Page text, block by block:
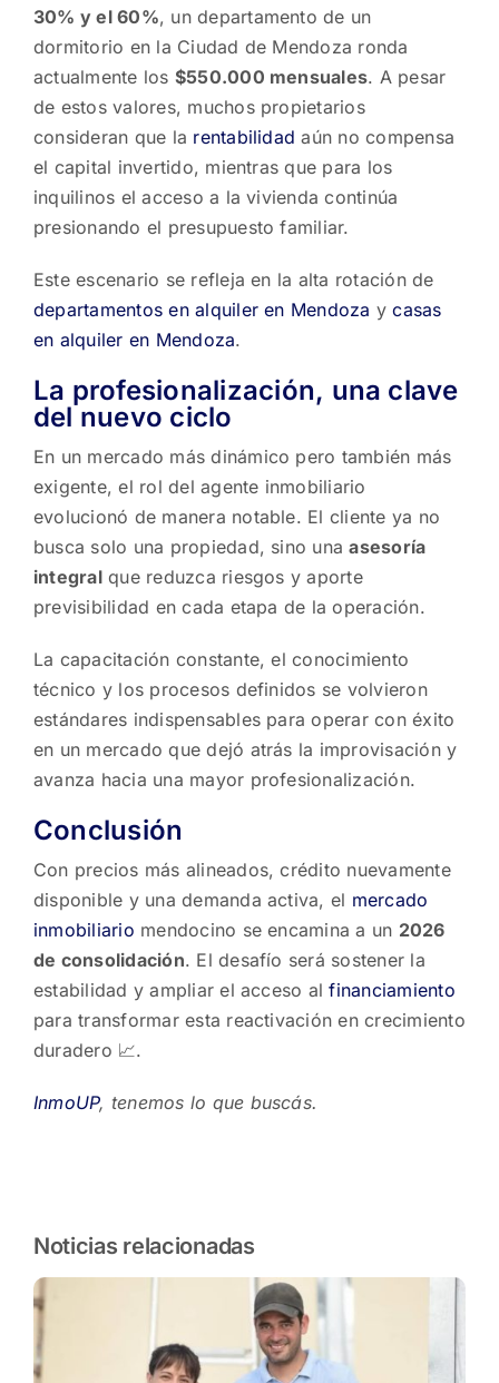
30% y el 60%, un departamento de un
dormitorio en la Ciudad de Mendoza ronda
actualmente los $550.000 mensuales. A pesar
de estos valores, muchos propietarios
consideran que la rentabilidad aún no compensa
el capital invertido, mientras que para los
inquilinos el acceso a la vivienda continúa
presionando el presupuesto familiar.
Este escenario se refleja en la alta rotación de
departamentos en alquiler en Mendoza ycasas
en alquiler en Mendoza.
La profesionalización, una clave
del nuevo ciclo
En un mercado más dinámico pero también más
exigente, el rol del agente inmobiliario
evolucionó de manera notable. El cliente ya no
busca solo una propiedad, sino unaasesoría
integralque reduzca riesgos y aporte
previsibilidad en cada etapa de la operación.
La capacitación constante, el conocimiento
técnico y los procesos definidos se volvieron
estándares indispensables para operar con éxito
en un mercado que dejó atrás la improvisación y
avanza hacia una mayor profesionalización.
Conclusión
Con precios más alineados, crédito nuevamente
disponible y una demanda activa, el mercado
inmobiliario mendocino se encamina a un 2026
de consolidación. El desafío será sostener la
estabilidad y ampliar el acceso alfinanciamiento
para transformar esta reactivación en crecimiento
duradero 📈.
InmoUP, tenemos lo que buscás.
Noticias relacionadas